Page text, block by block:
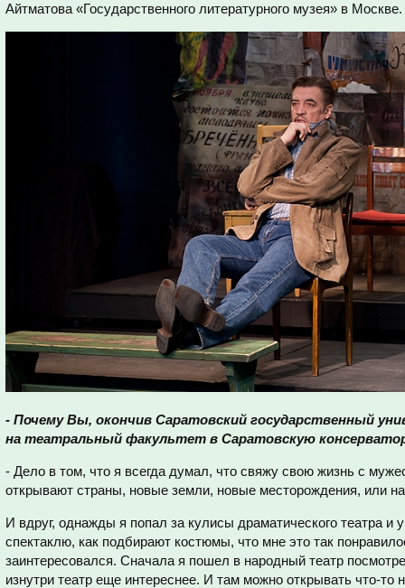
Айтматова «Государственного литературного музея» в Москве.
- Почему Вы, окончив Саратовский государственный
на театральный факультет в Саратовскую
- Дело в том, что я всегда думал, что свяжу свою жизнь с
открывают страны, новые земли, новые месторождения, или
И вдруг, однажды я попал за кулисы драматического театра и
спектаклю, как подбирают костюмы, что мне это так
заинтересовался. Сначала я пошел в народный театр
изнутри театр еще интереснее. И там можно открывать что-